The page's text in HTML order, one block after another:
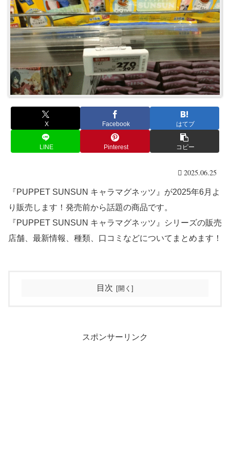
X Facebook はてブ
LINE Pinterest コピー
2025.06.25
『PUPPET SUNSUN キャラマグネッツ』が2025年6月よ
り販売します！発売前から話題の商品です。
『PUPPET SUNSUN キャラマグネッツ』シリーズの販売
店舗、最新情報、種類、口コミなどについてまとめます！
目次
スポンサーリンク